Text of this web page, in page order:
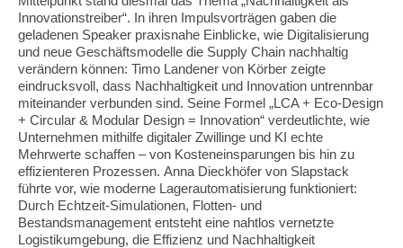
Innovationstreiber“. In ihren Impulsvorträgen gaben die
geladenen Speaker praxisnahe Einblicke, wie Digitalisierung
und neue Geschäftsmodelle die Supply Chain nachhaltig
verändern können: Timo Landener von Körber zeigte
eindrucksvoll, dass Nachhaltigkeit und Innovation untrennbar
miteinander verbunden sind. Seine Formel „LCA + Eco-Design
+ Circular & Modular Design = Innovation“ verdeutlichte, wie
Unternehmen mithilfe digitaler Zwillinge und KI echte
Mehrwerte schaffen – von Kosteneinsparungen bis hin zu
effizienteren Prozessen. Anna Dieckhöfer von Slapstack
führte vor, wie moderne Lagerautomatisierung funktioniert:
Durch Echtzeit-Simulationen, Flotten- und
Bestandsmanagement entsteht eine nahtlos vernetzte
Logistikumgebung, die Effizienz und Nachhaltigkeit